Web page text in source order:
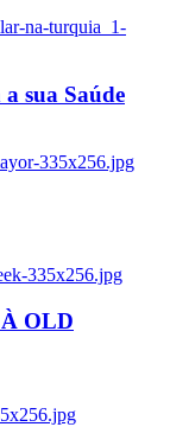
na-turquia_1-
sua Saúde
335x256.jpg
335x256.jpg
OLD